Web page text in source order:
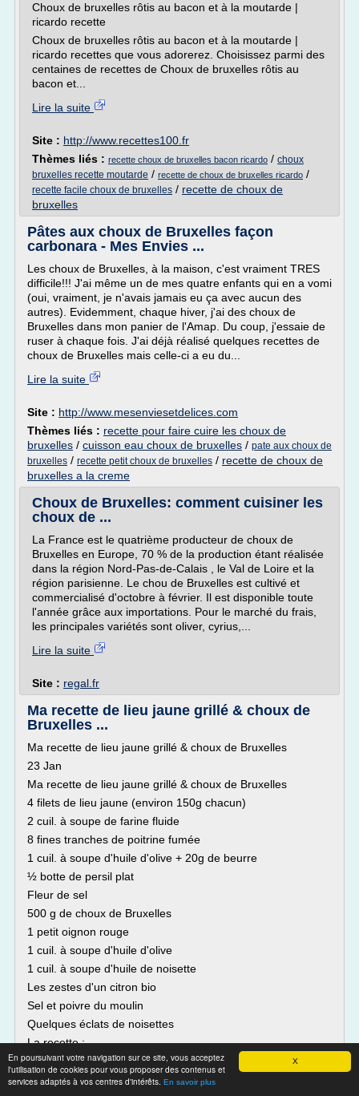
X
En poursuivant votre navigation sur ce site, vous acceptez
l'utilisation de cookies pour vous proposer des contenus et
services adaptés à vos centres d'intérêts. En savoir plus
Choux de bruxelles rôtis au bacon et à la moutarde |
ricardo recette
Choux de bruxelles rôtis au bacon et à la moutarde |
ricardo recettes que vous adorerez. Choisissez parmi des
centaines de recettes de Choux de bruxelles rôtis au
bacon et...
Lire la suite
Site : http://www.recettes100.fr
Thèmes liés : recette choux de bruxelles bacon ricardo / choux
bruxelles recette moutarde / recette de choux de bruxelles ricardo /
recette facile choux de bruxelles / recette de choux de
bruxelles
Pâtes aux choux de Bruxelles façon
carbonara - Mes Envies ...
Les choux de Bruxelles, à la maison, c'est vraiment TRES
difficile!!! J'ai même un de mes quatre enfants qui en a vomi
(oui, vraiment, je n'avais jamais eu ça avec aucun des
autres). Evidemment, chaque hiver, j'ai des choux de
Bruxelles dans mon panier de l'Amap. Du coup, j'essaie de
ruser à chaque fois. J'ai déjà réalisé quelques recettes de
choux de Bruxelles mais celle-ci a eu du...
Lire la suite
Site : http://www.mesenviesetdelices.com
Thèmes liés : recette pour faire cuire les choux de
bruxelles / cuisson eau choux de bruxelles / pate aux choux de
bruxelles / recette petit choux de bruxelles / recette de choux de
bruxelles a la creme
Choux de Bruxelles: comment cuisiner les
choux de ...
La France est le quatrième producteur de choux de
Bruxelles en Europe, 70 % de la production étant réalisée
dans la région Nord-Pas-de-Calais , le Val de Loire et la
région parisienne. Le chou de Bruxelles est cultivé et
commercialisé d'octobre à février. Il est disponible toute
l'année grâce aux importations. Pour le marché du frais,
les principales variétés sont oliver, cyrius,...
Lire la suite
Site : regal.fr
Ma recette de lieu jaune grillé & choux de
Bruxelles ...
Ma recette de lieu jaune grillé & choux de Bruxelles
23 Jan
Ma recette de lieu jaune grillé & choux de Bruxelles
4 filets de lieu jaune (environ 150g chacun)
2 cuil. à soupe de farine fluide
8 fines tranches de poitrine fumée
1 cuil. à soupe d'huile d'olive + 20g de beurre
½ botte de persil plat
Fleur de sel
500 g de choux de Bruxelles
1 petit oignon rouge
1 cuil. à soupe d'huile d'olive
1 cuil. à soupe d'huile de noisette
Les zestes d'un citron bio
Sel et poivre du moulin
Quelques éclats de noisettes
La recette :
Coupez...
Lire la suite